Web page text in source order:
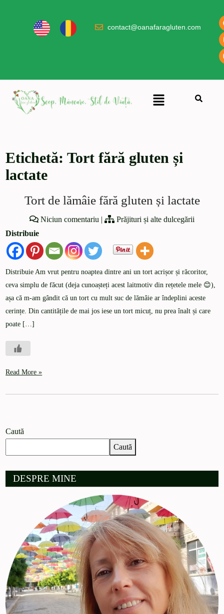
contact@oanafaragluten.com
Etichetă:Tort fără gluten și
lactate
Tort de lămâie fără gluten și lactate
Niciun comentariu |
Prăjituri și alte dulcegării
Distribuie
Distribuie Am vrut pentru noaptea dintre ani un tort acrișor și răcoritor,
ceva simplu de făcut (deja cunoașteți acest laitmotiv din rețetele mele 😊),
așa că m-am gândit că un tort cu mult suc de lămâie ar îndeplini aceste
cerințe. Din cantitățile de mai jos iese un tort micuț, nu prea înalt și care
poate […]
Read More »
Caută
Caută
DESPRE MINE